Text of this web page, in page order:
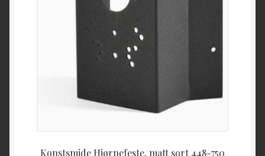
Konstsmide Hjørnefeste, matt sort 448-750